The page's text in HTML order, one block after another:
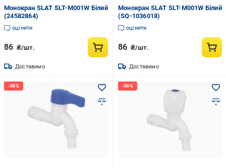
Монокран SLAT SLT-M001W Білий
(24582864)
оцінити
86 ₴/шт.
Доставимо
Монокран SLAT SLT-M001W Білий
(SQ-1036018)
оцінити
86 ₴/шт.
Доставимо